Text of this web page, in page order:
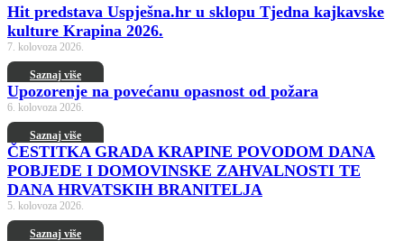
Hit predstava Uspješna.hr u sklopu Tjedna kajkavske
kulture Krapina 2026.
7. kolovoza 2026.
Saznaj više
Upozorenje na povećanu opasnost od požara
6. kolovoza 2026.
Saznaj više
ČESTITKA GRADA KRAPINE POVODOM DANA
POBJEDE I DOMOVINSKE ZAHVALNOSTI TE
DANA HRVATSKIH BRANITELJA
5. kolovoza 2026.
Saznaj više